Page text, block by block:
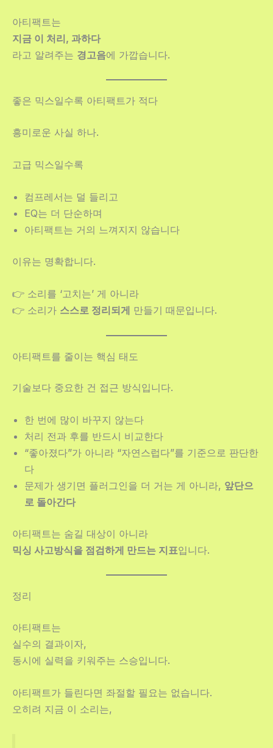
아티팩트는
지금 이 처리, 과하다
라고 알려주는 경고음에 가깝습니다.
좋은 믹스일수록 아티팩트가 적다
흥미로운 사실 하나.
고급 믹스일수록
컴프레서는 덜 들리고
EQ는 더 단순하며
아티팩트는 거의 느껴지지 않습니다
이유는 명확합니다.
👉 소리를 ‘고치는’ 게 아니라
👉 소리가 스스로 정리되게 만들기 때문입니다.
아티팩트를 줄이는 핵심 태도
기술보다 중요한 건 접근 방식입니다.
한 번에 많이 바꾸지 않는다
처리 전과 후를 반드시 비교한다
“좋아졌다”가 아니라 “자연스럽다”를 기준으로 판단한
다
문제가 생기면 플러그인을 더 거는 게 아니라, 앞단으
로 돌아간다
아티팩트는 숨길 대상이 아니라
믹싱 사고방식을 점검하게 만드는 지표입니다.
정리
아티팩트는
실수의 결과이자,
동시에 실력을 키워주는 스승입니다.
아티팩트가 들린다면 좌절할 필요는 없습니다.
오히려 지금 이 소리는,